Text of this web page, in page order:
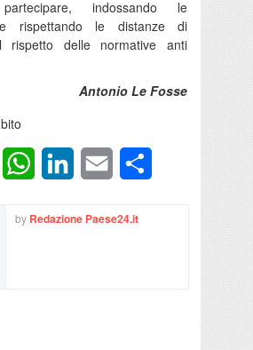
indossando le
e rispettando le distanze di
rispetto delle normative anti
Antonio Le Fosse
Twitter WhatsAppLinkedInEmail
by Redazione Paese24.it